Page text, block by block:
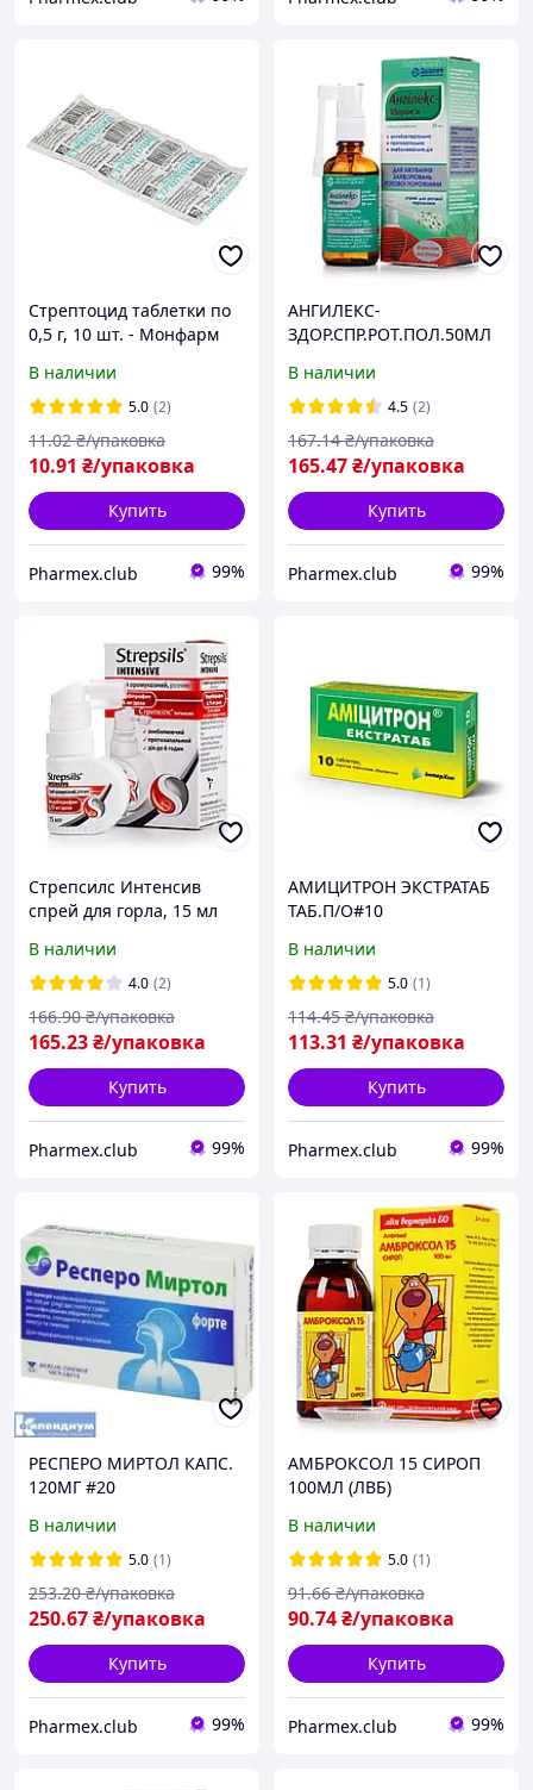
Стрептоцид таблетки по
0,5 г, 10 шт. - Монфарм
В наличии
5.0 (2)
10.91 ₴/упаковка
11.02 ₴/упаковка
Купить
Pharmex.club 99%
АНГИЛЕКС-
ЗДОР.СПР.РОТ.ПОЛ.50МЛ
В наличии
4.5 (2)
165.47₴/упаковка
167.14 ₴/упаковка
Купить
Pharmex.club 99%
Стрепсилс Интенсив
спрей для горла, 15 мл
В наличии
4.0 (2)
165.23₴/упаковка
166.90 ₴/упаковка
Купить
Pharmex.club 99%
АМИЦИТРОН ЭКСТРАТАБ
ТАБ.П/О#10
В наличии
5.0 (1)
113.31 ₴/упаковка
114.45 ₴/упаковка
Купить
Pharmex.club 99%
РЕСПЕРО МИРТОЛ КАПС.
120МГ #20
В наличии
5.0 (1)
250.67₴/упаковка
253.20 ₴/упаковка
Купить
Pharmex.club 99%
АМБРОКСОЛ 15 СИРОП
100МЛ (ЛВБ)
В наличии
5.0 (1)
90.74₴/упаковка
91.66 ₴/упаковка
Купить
Pharmex.club 99%